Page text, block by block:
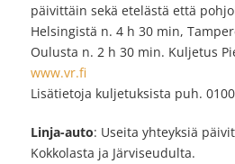
päivittäin sekä etelästä että
Helsingistä n. 4 h 30 min,
Oulusta n. 2 h 30 min. Kuljetus
www.vr.fi
Lisätietoja kuljetuksista puh.
Linja-auto: Useita yhteyksiä
Kokkolasta ja Järviseudulta.